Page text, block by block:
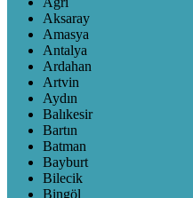
Aksaray
Amasya
Antalya
Ardahan
Artvin
Aydın
Balıkesir
Bartın
Batman
Bayburt
Bilecik
Bingöl